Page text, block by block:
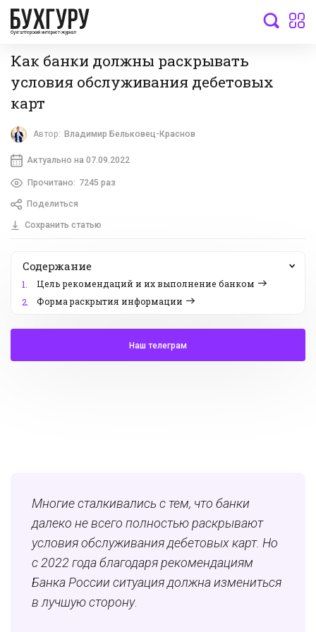
бухгалтерский интернет-журнал
Как банки должны раскрывать
условия обслуживания дебетовых
карт
Автор: Владимир Бельковец-Краснов
Актуально на 07.09.2022
Прочитано: 7245 раз
Поделиться
Сохранить статью
Содержание
1.
Цель рекомендаций и их выполнение банком
2.
Форма раскрытия информации
Наш телеграм
Многие сталкивались с тем, что банки
далеко не всего полностью раскрывают
условия обслуживания дебетовых карт. Но
с 2022 года благодаря рекомендациям
Банка России ситуация должна измениться
в лучшую сторону.